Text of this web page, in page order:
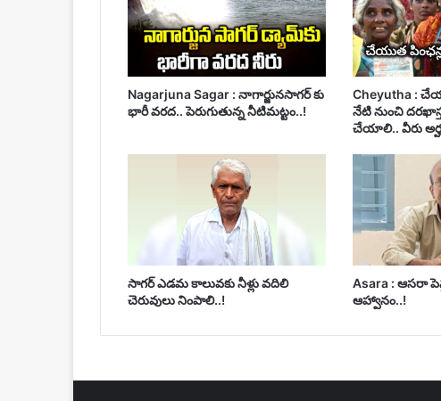
Nagarjuna Sagar : నాగార్జునసాగర్ కు
భారీ వరద.. పెరుగుతున్న నీటిమట్టం..!
Cheyutha :
నేటి నుంచి
చేయాలి.. వీరు
సాగర్ ఎడమ కాలువకు నీళ్లు వదిలి
చెరువులు నింపాలి..!
Asara : ఆసరా
ఆహ్వానం..!